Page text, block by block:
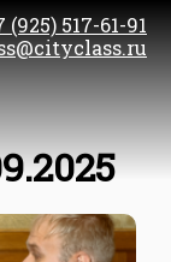
(925) 517-61-91